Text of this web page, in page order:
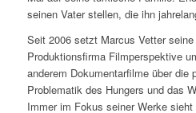
seinen Vater stellen, die ihn
Seit 2006 setzt Marcus Vetter
Produktionsfirma Filmperspektive
anderem Dokumentarfilme über
Problematik des Hungers und das
Immer im Fokus seiner Werke